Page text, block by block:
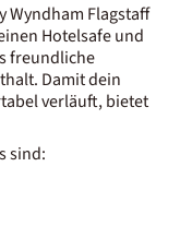
Wyndham Flagstaff
Hotelsafe und
freundliche
Damit dein
verläuft, bietet
sind: